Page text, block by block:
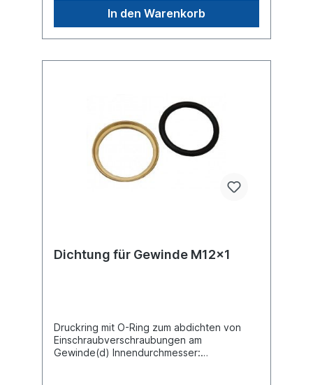
In den Warenkorb
Dichtung für Gewinde M12x1
Druckring mit O-Ring zum abdichten von
Einschraubverschraubungen am
Gewinde(d) Innendurchmesser: